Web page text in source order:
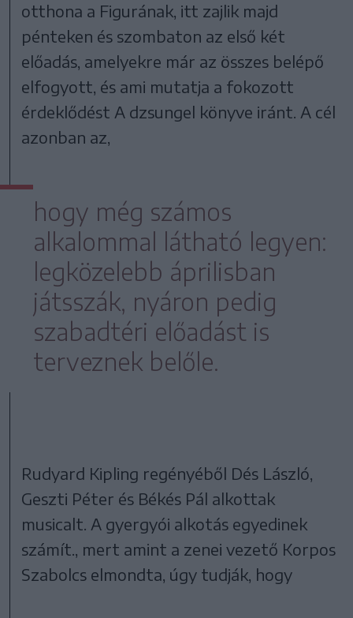
otthona a Figurának, itt zajlik majd
pénteken és szombaton az első két
előadás, amelyekre már az összes belépő
elfogyott, és ami mutatja a fokozott
érdeklődést A dzsungel könyve iránt. A cél
azonban az,
hogy még számos
alkalommal látható legyen:
legközelebb áprilisban
játsszák, nyáron pedig
szabadtéri előadást is
terveznek belőle.
Rudyard Kipling regényéből Dés László,
Geszti Péter és Békés Pál alkottak
musicalt. A gyergyói alkotás egyedinek
számít., mert amint a zenei vezető Korpos
Szabolcs elmondta, úgy tudják, hogy